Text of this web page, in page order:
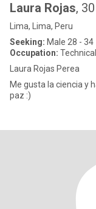
Laura Rojas, 30
Lima, Lima, Peru
Seeking: Male 28 - 34
Occupation:
Laura Rojas Perea
Me gusta la ciencia y
paz :)